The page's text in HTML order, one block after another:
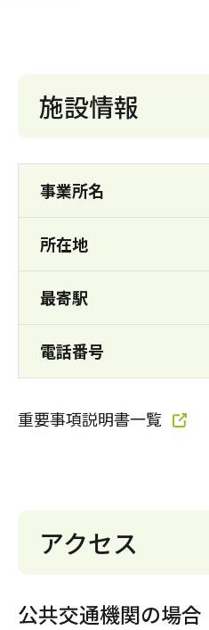
施設情報
事業所名
所在地
最寄駅
電話番号
重要事項説明書一覧
アクセス
公共交通機関の場合